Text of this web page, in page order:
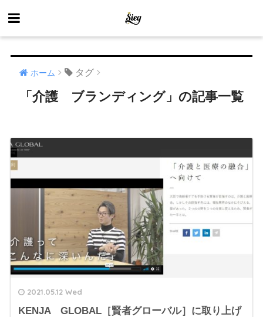
ホーム タグ
「介護 ブランディング」の記事一覧
2021.05.12 Wed
KENJA GLOBAL［賢者グローバル］に取り上げ